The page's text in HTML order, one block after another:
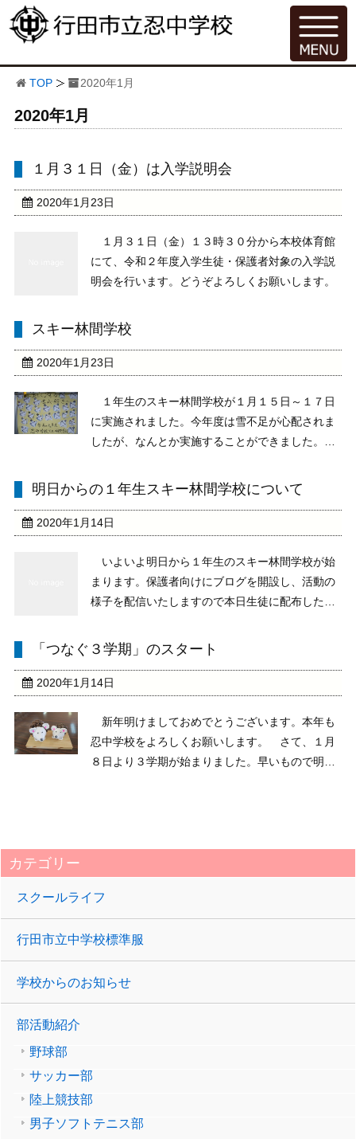
TOP 2020年1月
2020年1月
１月３１日（金）は入学説明会
2020年1月23日
１月３１日（金）１３時３０分から本校体育館
にて、令和２年度入学生徒・保護者対象の入学説
明会を行います。どうぞよろしくお願いします。
スキー林間学校
2020年1月23日
１年生のスキー林間学校が１月１５日～１７日
に実施されました。今年度は雪不足が心配されま
したが、なんとか実施することができました。初
し、最終日にはスキーを楽しむまで上達していま
食を共にしたことで ...
明日からの１年生スキー林間学校について
2020年1月14日
いよいよ明日から１年生のスキー林間学校が始
まります。保護者向けにブログを開設し、活動の
様子を配信いたしますので本日生徒に配布したお
フルエンザに罹患している生徒が多くなってきま
防止にご理解とご ...
「つなぐ３学期」のスタート
2020年1月14日
新年明けましておめでとうございます。本年も
忍中学校をよろしくお願いします。 さて、１月
８日より３学期が始まりました。早いもので明日
カテゴリー
スクールライフ
行田市立中学校標準服
学校からのお知らせ
部活動紹介
野球部
サッカー部
陸上競技部
男子ソフトテニス部